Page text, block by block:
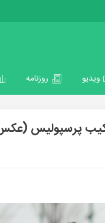
ویدیو روزنامه
پرسپولیس